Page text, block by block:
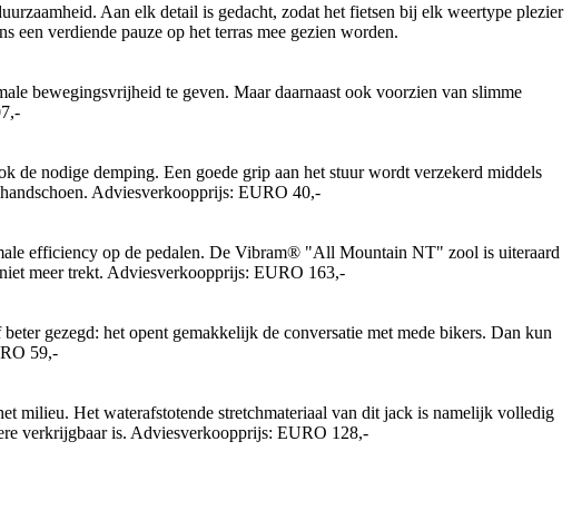
Aan elk detail is gedacht, zodat het fietsen bij elk weertype plezier
een verdiende pauze op het terras mee gezien worden.
bewegingsvrijheid te geven. Maar daarnaast ook voorzien van slimme
de nodige demping. Een goede grip aan het stuur wordt verzekerd middels
Adviesverkoopprijs: EURO 40,-
efficiency op de pedalen. De Vibram® "All Mountain NT" zool is uiteraard
meer trekt. Adviesverkoopprijs: EURO 163,-
gezegd: het opent gemakkelijk de conversatie met mede bikers. Dan kun
59,-
milieu. Het waterafstotende stretchmateriaal van dit jack is namelijk volledig
verkrijgbaar is. Adviesverkoopprijs: EURO 128,-